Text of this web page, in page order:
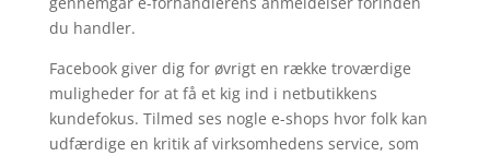
du handler.
Facebook giver dig for øvrigt en række troværdige
muligheder for at få et kig ind i netbutikkens
kundefokus. Tilmed ses nogle e-shops hvor folk kan
udfærdige en kritik af virksomhedens service, som